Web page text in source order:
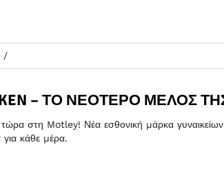
/
– ΤΟ ΝΕΌΤΕΡΟ ΜΈΛΟΣ
στη Motley! Νέα εσθονική μάρκα
κάθε μέρα.